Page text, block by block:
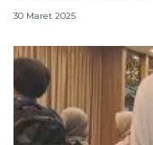
30 Maret 2025